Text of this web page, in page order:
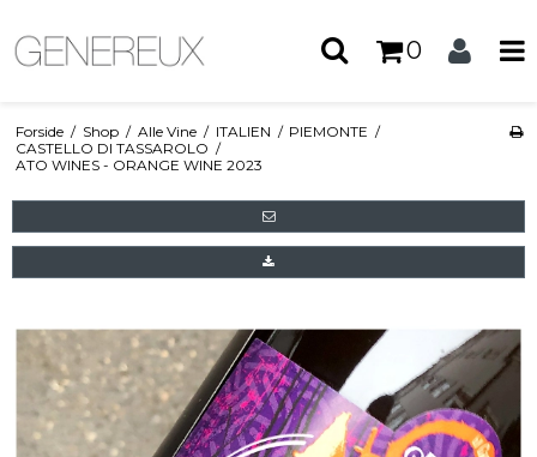
0
Forside / Shop / Alle Vine / ITALIEN / PIEMONTE /
CASTELLO DI TASSAROLO /
ATO WINES - ORANGE WINE 2023